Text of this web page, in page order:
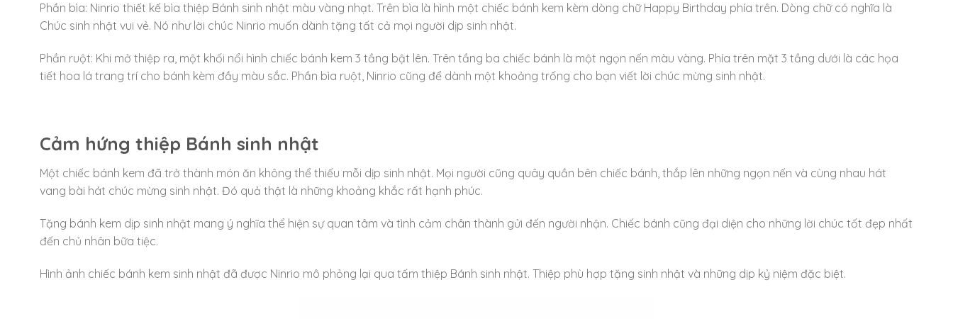
Phần bìa: Ninrio thiết kế bìa thiệp Bánh sinh nhật màu vàng nhạt. Trên bìa là hình một chiếc bánh kem kèm dòng chữ Happy Birthday phía trên. Dòng chữ có nghĩa là
Chúc sinh nhật vui vẻ. Nó như lời chúc Ninrio muốn dành tặng tất cả mọi người dịp sinh nhật.
Phần ruột: Khi mở thiệp ra, một khối nổi hình chiếc bánh kem 3 tầng bật lên. Trên tầng ba chiếc bánh là một ngọn nến màu vàng. Phía trên mặt 3 tầng dưới là các họa
tiết hoa lá trang trí cho bánh kèm đầy màu sắc. Phần bìa ruột, Ninrio cũng để dành một khoảng trống cho bạn viết lời chúc mừng sinh nhật.
Cảm hứng thiệp Bánh sinh nhật
Một chiếc bánh kem đã trở thành món ăn không thể thiếu mỗi dịp sinh nhật. Mọi người cũng quây quần bên chiếc bánh, thắp lên những ngọn nến và cùng nhau hát
vang bài hát chúc mừng sinh nhật. Đó quả thật là những khoảng khắc rất hạnh phúc.
Tặng bánh kem dịp sinh nhật mang ý nghĩa thể hiện sự quan tâm và tình cảm chân thành gửi đến người nhận. Chiếc bánh cũng đại diện cho những lời chúc tốt đẹp nhất
đến chủ nhân bữa tiệc.
Hình ảnh chiếc bánh kem sinh nhật đã được Ninrio mô phỏng lại qua tấm thiệp Bánh sinh nhật. Thiệp phù hợp tặng sinh nhật và những dịp kỷ niệm đặc biệt.